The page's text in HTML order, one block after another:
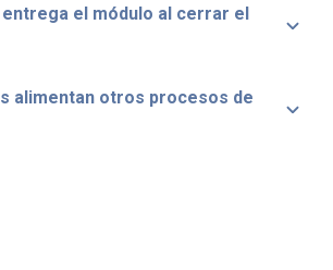
el módulo al cerrar el
alimentan otros procesos de